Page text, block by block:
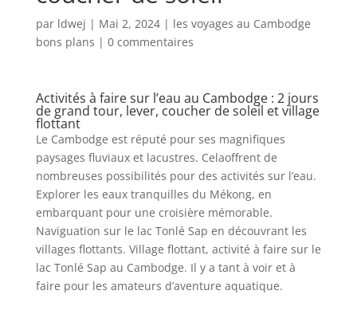
par ldwej | Mai 2, 2024| les voyages au Cambodge
bons plans | 0 commentaires
Activités à faire sur l’eau au Cambodge : 2 jours
de grand tour, lever, coucher de soleil et village
flottant
Le Cambodge est réputé pour ses magnifiques
paysages fluviaux et lacustres. Celaoffrent de
nombreuses possibilités pour des activités sur l’eau.
Explorer les eaux tranquilles du Mékong, en
embarquant pour une croisière mémorable.
Naviguation sur le lac Tonlé Sap en découvrant les
villages flottants. Village flottant, activité à faire sur le
lac Tonlé Sap au Cambodge. Il y a tant à voir et à
faire pour les amateurs d’aventure aquatique.